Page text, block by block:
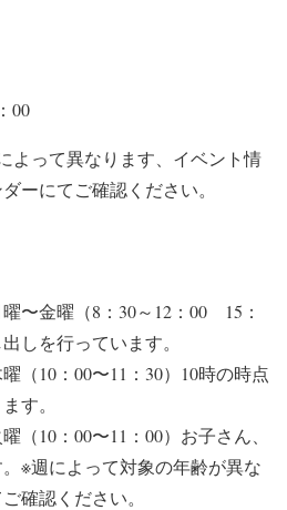
00
よって異なります、イベント情
ーにてご確認ください。
〜金曜（8：30～12：00 15：
しを行っています。
：00〜11：30）10時の時点
す。
10：00〜11：00）お子さん、
※週によって対象の年齢が異な
確認ください。